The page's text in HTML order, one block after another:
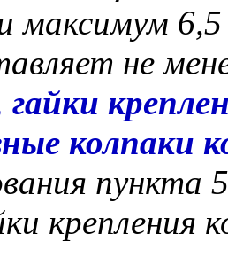
максимум
не
гайки
колпаки
крепления